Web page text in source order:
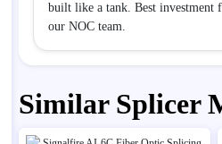
built like a tank. Best investment
our NOC team.
Similar Splicer